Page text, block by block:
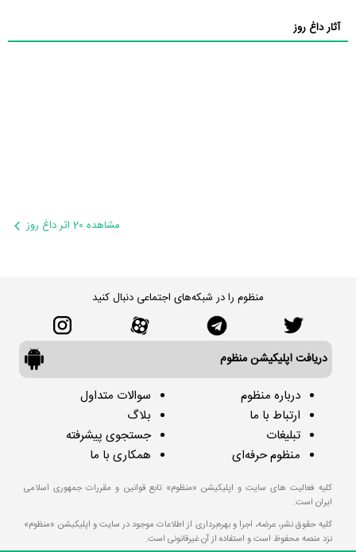
آثار داغ روز
مشاهده 20 اثر داغ روز
منظوم را در شبکه‌های اجتماعی دنبال کنید
دریافت اپلیکیشن منظوم
درباره منظوم
ارتباط با ما
تبلیغات
منظوم حرفه‌ای
سوالات متداول
بلاگ
جستجوی پیشرفته
همکاری با ما
کلیه فعالیت های سایت و اپلیکیشن «منظوم» تابع قوانین و مقررات جمهوری اسلامی
ایران است.
کلیه حقوق نشر، عرضه، اجرا و بهره‌برداری از اطلاعات موجود در سایت و اپلیکیشن «منظوم»
نزد منصه محفوظ است و استفاده از آن غیرقانونی است.